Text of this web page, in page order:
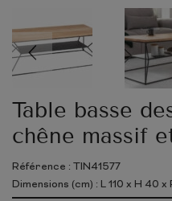
Table basse
chêne massif
Référence : TIN41577
Dimensions (cm) : L110 x H 40 x